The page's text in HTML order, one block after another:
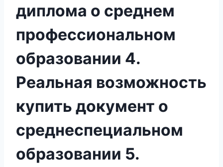
диплома о среднем
профессиональном
образовании 4.
Реальная возможность
купить документ о
среднеспециальном
образовании 5.